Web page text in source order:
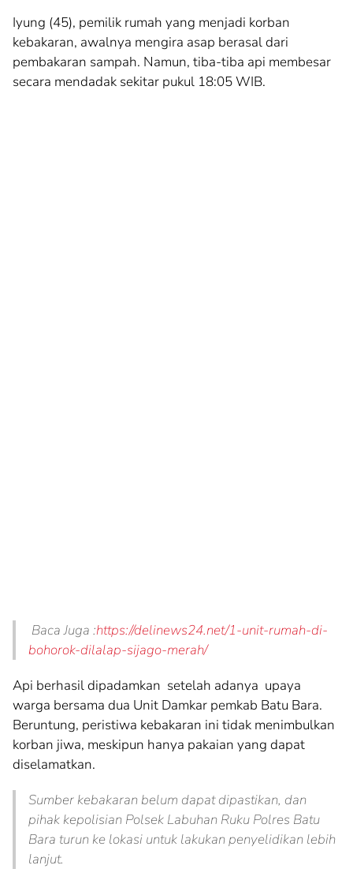
Iyung (45), pemilik rumah yang menjadi korban
kebakaran, awalnya mengira asap berasal dari
pembakaran sampah. Namun, tiba-tiba api membesar
secara mendadak sekitar pukul 18:05 WIB.
Baca Juga :https://delinews24.net/1-unit-rumah-di-
bohorok-dilalap-sijago-merah/
Api berhasil dipadamkan setelah adanya upaya
warga bersama dua Unit Damkar pemkab Batu Bara.
Beruntung, peristiwa kebakaran ini tidak menimbulkan
korban jiwa, meskipun hanya pakaian yang dapat
diselamatkan.
Sumber kebakaran belum dapat dipastikan, dan
pihak kepolisian Polsek Labuhan Ruku Polres Batu
Bara turun ke lokasi untuk lakukan penyelidikan lebih
lanjut.